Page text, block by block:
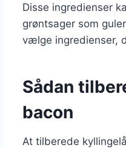
Disse ingredienser
grøntsager som
vælge ingredienser,
Sådan
bacon
At tilberede